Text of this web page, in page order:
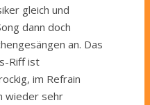
gleich und
dann doch
an. Das
Riff ist
im Refrain
wieder sehr